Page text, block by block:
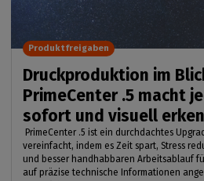
Druckproduktion im
PrimeCenter .5 macht
sofort und visuell
PrimeCenter .5 ist ein durchdachtes
vereinfacht, indem es Zeit spart, Stress
und besser handhabbaren Arbeitsablauf
auf präzise technische Informationen
Produktfreigaben